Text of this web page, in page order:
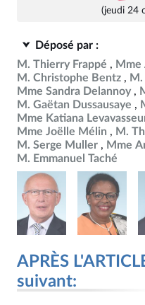
(jeudi 24
Déposé par :
M. Thierry Frappé
Mme
M. Christophe Bentz
Mme Sandra Delannoy
M. Gaëtan Dussausaye
Mme Katiana
Mme Joëlle Mélin
M.
M. Serge Muller
Mme
M. Emmanuel Taché
APRÈS
suivant: